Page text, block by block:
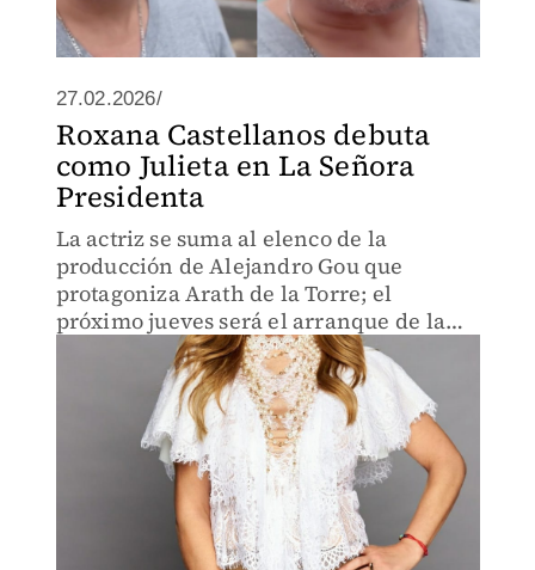
27.02.2026/
Roxana Castellanos debuta
como Julieta en La Señora
Presidenta
La actriz se suma al elenco de la
producción de Alejandro Gou que
protagoniza Arath de la Torre; el
próximo jueves será el arranque de la
nueva temporada